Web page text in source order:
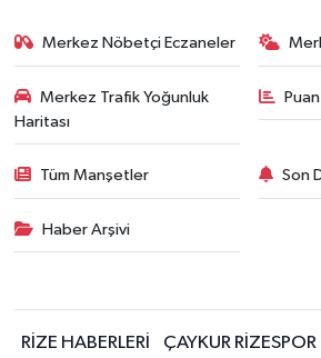
Merkez Nöbetçi Eczaneler
Merkez Trafik Yoğunluk
Haritası
Tüm Manşetler Son
Haber Arşivi
RİZE HABERLERİ ÇAYKUR RİZESPOR